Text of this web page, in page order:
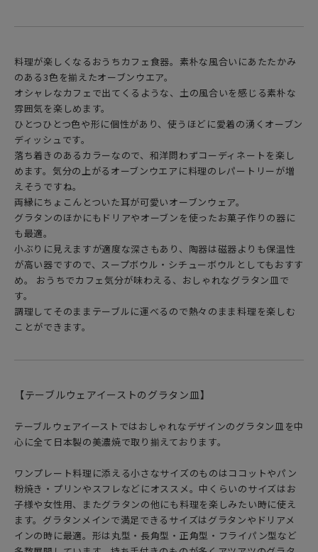
料理が楽しくなるおうちカフェ食器。素朴な風合いにあたたかみ
のある3色を揃えたオーブンウエア。
オシャレなカフェで出てくるような、土の風合いを感じる素朴な
雰囲気を楽しめます。
ひとつひとつ色や形に個性があり、使うほどに愛着の湧くオーブン
ディッシュです。
落ち着きのあるカラーなので、和洋問わずコーディネートを楽し
めます。気分の上がるオーブンウエアに料理のレパートリーが増
えそうですね。
両縁にちょこんとついた耳が可愛いオーブンウェア。
グラタンのほかにもドリアやオーブンを使ったお菓子作りの器に
も最適。
小ぶりに見えますが適度な深さもあり、陶器は磁器よりも保温性
が高い器ですので、スープボウル・シチューボウルとしてもおすす
め。 おうちでカフェ気分が味わえる、おしゃれなグラタン皿で
す。
調理してそのままテーブルに運べるので熱々のまま料理を楽しむ
ことができます。
【テーブルウェアイーストのグラタン皿】
テーブルウェアイーストではおしゃれなデザインのグラタン皿を中
心に全て日本製の美濃焼で取り揃えております。
ワンプレート料理に添える小さなサイズのものはココットやパン
粉焼き・プリンやスフレなどにオススメ。中くらいのサイズはお
子様や女性用、またグラタンの他にも料理を楽しみたい時に使え
ます。グラタンメインで満足できるサイズはグラタンやドリアメ
インの時に最適。形は丸型・長角型・正角型・フライパン型など